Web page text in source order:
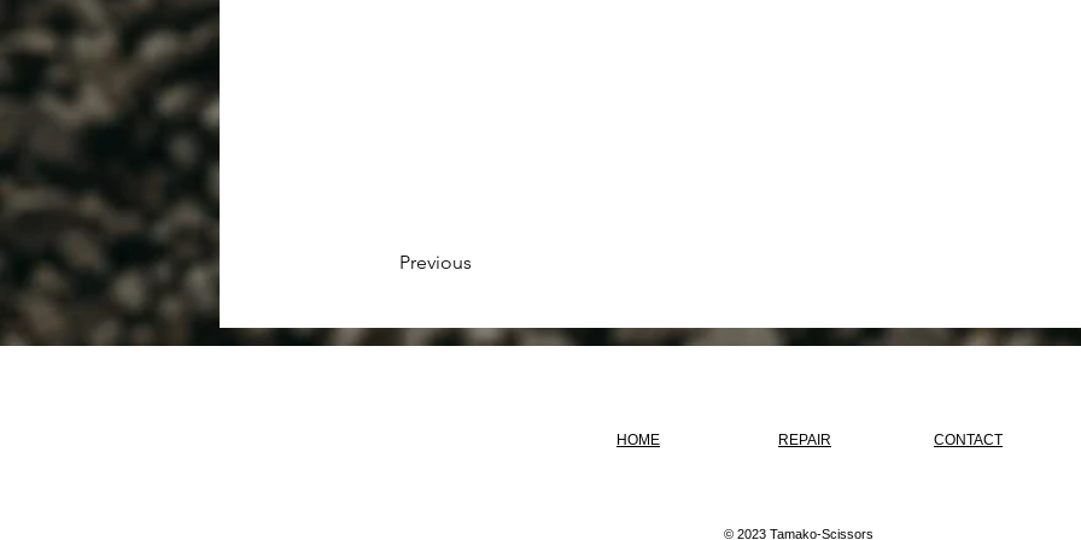
Previous
HOME REPAIR CONTACT
© 2023 Tamako-Scissors